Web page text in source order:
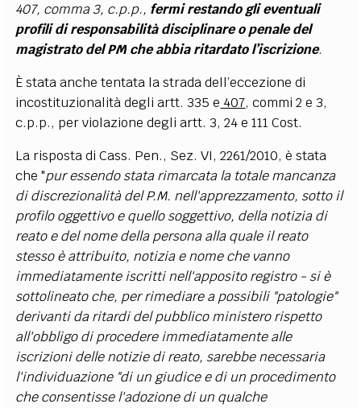
407, comma 3, c.p.p., fermi restando gli eventuali
profili di responsabilità disciplinare o penale del
magistrato del PM che abbia ritardato l’iscrizione.
È stata anche tentata la strada dell’eccezione di
incostituzionalità degli artt. 335 e 407, commi 2 e 3,
c.p.p., per violazione degli artt. 3, 24 e 111 Cost.
La risposta di Cass. Pen., Sez. VI, 2261/2010, è stata
che "pur essendo stata rimarcata la totale mancanza
di discrezionalità del P.M. nell'apprezzamento, sotto il
profilo oggettivo e quello soggettivo, della notizia di
reato e del nome della persona alla quale il reato
stesso è attribuito, notizia e nome che vanno
immediatamente iscritti nell'apposito registro - si è
sottolineato che, per rimediare a possibili "patologie"
derivanti da ritardi del pubblico ministero rispetto
all'obbligo di procedere immediatamente alle
iscrizioni delle notizie di reato, sarebbe necessaria
l'individuazione "di un giudice e di un procedimento
che consentisse l'adozione di un qualche